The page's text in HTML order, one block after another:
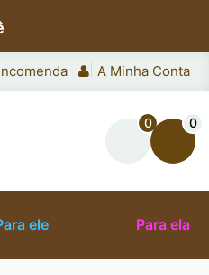
A Minha Conta
0 0
ele Para ela